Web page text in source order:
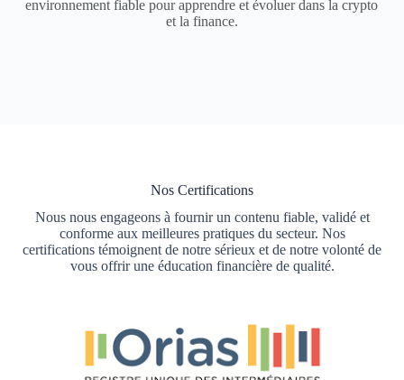
environnement fiable pour apprendre et évoluer dans la crypto
et la finance.
Nos Certifications
Nous nous engageons à fournir un contenu fiable, validé et
conforme aux meilleures pratiques du secteur. Nos
certifications témoignent de notre sérieux et de notre volonté de
vous offrir une éducation financière de qualité.